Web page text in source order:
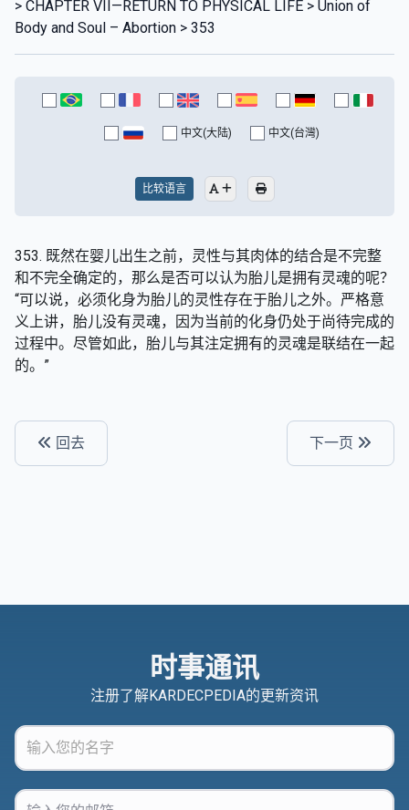
> CHAPTER VII—RETURN TO PHYSICAL LIFE > Union of
Body and Soul – Abortion > 353
中文(大陆) 中文(台灣)
比较语言
353. 既然在婴儿出生之前，灵性与其肉体的结合是不完整
和不完全确定的，那么是否可以认为胎儿是拥有灵魂的呢？
“可以说，必须化身为胎儿的灵性存在于胎儿之外。严格意
义上讲，胎儿没有灵魂，因为当前的化身仍处于尚待完成的
过程中。尽管如此，胎儿与其注定拥有的灵魂是联结在一起
的。”
回去 下一页
时事通讯
注册了解KARDECPEDIA的更新资讯